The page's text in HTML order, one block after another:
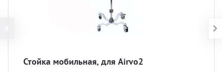
Стойка мобильная, для Airvo2